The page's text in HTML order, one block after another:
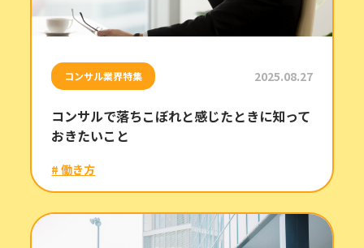
コンサル業界特集 2025.08.27
コンサルで落ちこぼれと感じたときに知って
おきたいこと
# 働き方